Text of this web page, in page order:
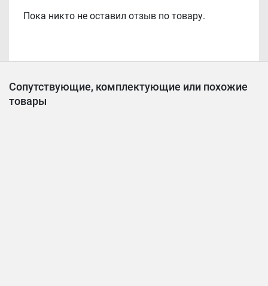
Пока никто не оставил отзыв по товару.
Сопутствующие, комплектующие или похожие
товары